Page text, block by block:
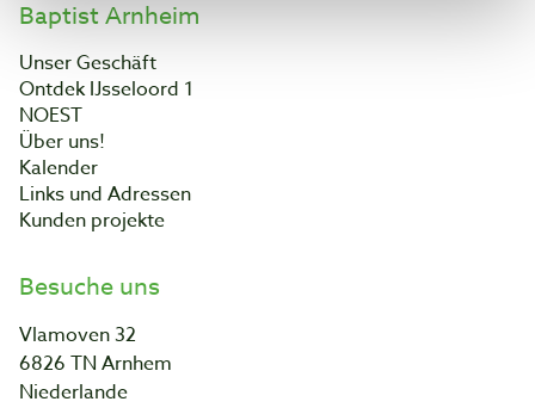
Baptist Arnheim
Unser Geschäft
Ontdek IJsseloord 1
NOEST
Über uns!
Kalender
Links und Adressen
Kunden projekte
Besuche uns
Vlamoven 32
6826 TN Arnhem
Niederlande